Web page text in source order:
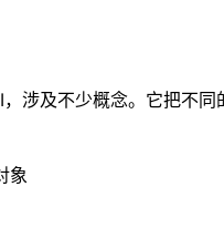
涉及不少概念。它把不
象